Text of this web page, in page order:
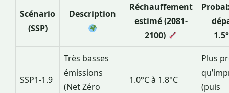
Scénario
(SSP)
Description
Réchauffement
estimé (2081-
2100)
SSP1-1.9
Très basses
émissions
(Net Zéro
1.0°C à 1.8°C
Plus
(puis